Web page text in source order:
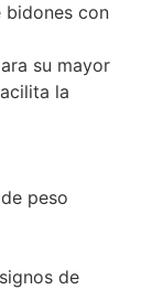
bidones con
su mayor
la
peso
de